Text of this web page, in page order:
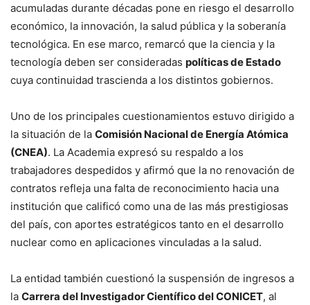
acumuladas durante décadas pone en riesgo el desarrollo
económico, la innovación, la salud pública y la soberanía
tecnológica. En ese marco, remarcó que la ciencia y la
tecnología deben ser consideradas políticas de Estado
cuya continuidad trascienda a los distintos gobiernos.
Uno de los principales cuestionamientos estuvo dirigido a
la situación de la Comisión Nacional de Energía Atómica
(CNEA). La Academia expresó su respaldo a los
trabajadores despedidos y afirmó que la no renovación de
contratos refleja una falta de reconocimiento hacia una
institución que calificó como una de las más prestigiosas
del país, con aportes estratégicos tanto en el desarrollo
nuclear como en aplicaciones vinculadas a la salud.
La entidad también cuestionó la suspensión de ingresos a
la Carrera del Investigador Científico del CONICET, al